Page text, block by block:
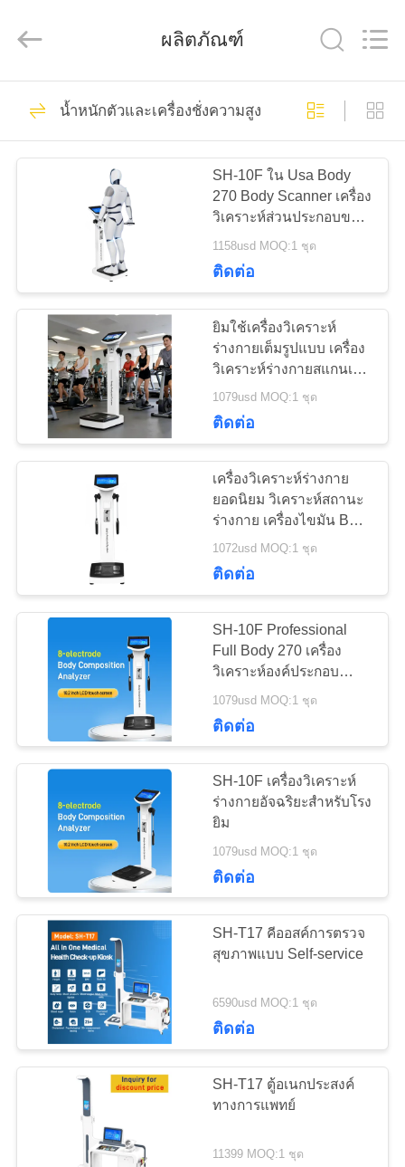
บ้าน
รายการ
เกี่ยว
กับ
โรงงาน
คุณภาพ
ติดต่อ
เว็บไซต์
2026
Zhengzhou
น้ำหนักตัวและเครื่อง
ชั่งความสูง
219
เครื่องชั่งความสูง
และน้ำหนักทางการ
แพทย์
65
เครื่องชั่งน้ำหนัก BMI
เครื่องชั่งน้ำหนักแบบ
หยอดเหรียญ
80
เครื่องชั่งวิเคราะห์
องค์ประกอบของ
ร่างกาย
เครื่องวัดความดัน
โลหิต BMI
83
ผลิตภัณฑ์
น้ำหนักตัวและเครื่องชั่งความสูง
SH-10F ใน Usa Body
270 Body Scanner เครื่อง
วิเคราะห์ส่วนประกอบของ
ร่างกายขั้นสูง
1158usd MOQ:1 ชุด
ติดต่อ
ยิมใช้เครื่องวิเคราะห์
ร่างกายเต็มรูปแบบ เครื่อง
วิเคราะห์ร่างกายสแกนเนอ
ร์ เครื่องสแกนเนอร์ การวัด
วิเคราะห์ไขมัน
1079usd MOQ:1 ชุด
ติดต่อ
เครื่องวิเคราะห์ร่างกาย
ยอดนิยม วิเคราะห์สถานะ
ร่างกาย เครื่องไขมัน BMI
ครบวงจร
1072usd MOQ:1 ชุด
ติดต่อ
SH-10F Professional
Full Body 270 เครื่อง
วิเคราะห์องค์ประกอบ
ร่างกายเครื่องสแกนเนอร์
นักโภชนาการเครื่อง
1079usd MOQ:1 ชุด
ติดต่อ
SH-10F เครื่องวิเคราะห์
ร่างกายอัจฉริยะสำหรับโรง
ยิม
1079usd MOQ:1 ชุด
ติดต่อ
SH-T17 คีออสค์การตรวจ
สุขภาพแบบ Self-service
6590usd MOQ:1 ชุด
ติดต่อ
SH-T17 ตู้อเนกประสงค์
ทางการแพทย์
11399 MOQ:1 ชุด